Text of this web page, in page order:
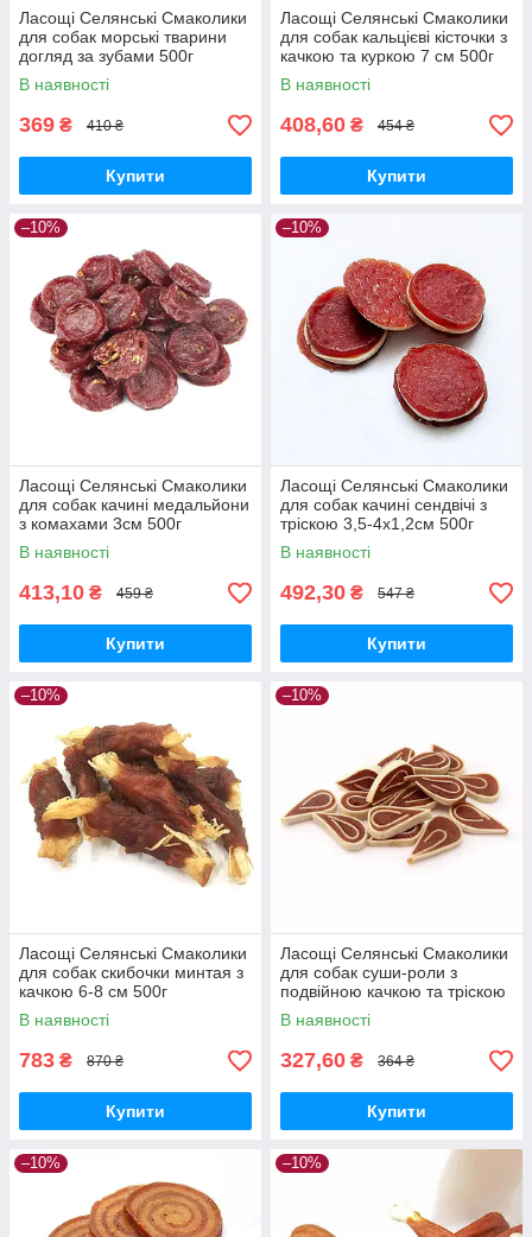
Ласощі Селянські Смаколики
для собак морські тварини
догляд за зубами 500г
В наявності
369 ₴ 410 ₴
Купити
Ласощі Селянські Смаколики
для собак кальцієві кісточки з
качкою та куркою 7 см 500г
В наявності
408,60 ₴ 454 ₴
Купити
–10%
Ласощі Селянські Смаколики
для собак качині медальйони
з комахами 3см 500г
В наявності
413,10 ₴ 459 ₴
Купити
–10%
Ласощі Селянські Смаколики
для собак качині сендвічі з
тріскою 3,5-4х1,2см 500г
В наявності
492,30 ₴ 547 ₴
Купити
–10%
Ласощі Селянські Смаколики
для собак скибочки минтая з
качкою 6-8 см 500г
В наявності
783 ₴ 870 ₴
Купити
–10%
Ласощі Селянські Смаколики
для собак суши-роли з
подвійною качкою та тріскою
3-3.5см 500г
В наявності
327,60 ₴ 364 ₴
Купити
–10% –10%